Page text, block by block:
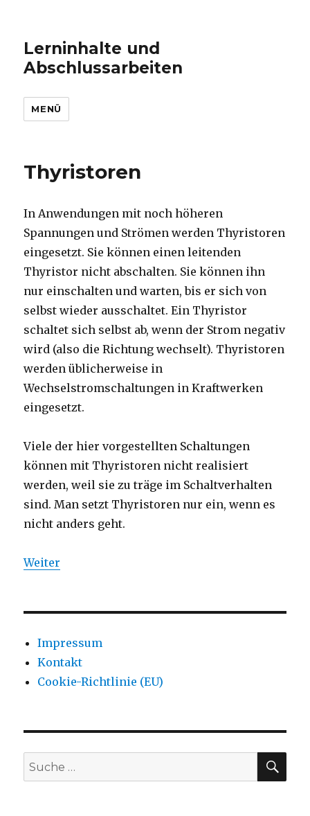
Lerninhalte und
Abschlussarbeiten
MENÜ
Thyristoren
In Anwendungen mit noch höheren
Spannungen und Strömen werden Thyristoren
eingesetzt. Sie können einen leitenden
Thyristor nicht abschalten. Sie können ihn
nur einschalten und warten, bis er sich von
selbst wieder ausschaltet. Ein Thyristor
schaltet sich selbst ab, wenn der Strom negativ
wird (also die Richtung wechselt). Thyristoren
werden üblicherweise in
Wechselstromschaltungen in Kraftwerken
eingesetzt.
Viele der hier vorgestellten Schaltungen
können mit Thyristoren nicht realisiert
werden, weil sie zu träge im Schaltverhalten
sind. Man setzt Thyristoren nur ein, wenn es
nicht anders geht.
Weiter
Impressum
Kontakt
Cookie-Richtlinie (EU)
Suche
nach: